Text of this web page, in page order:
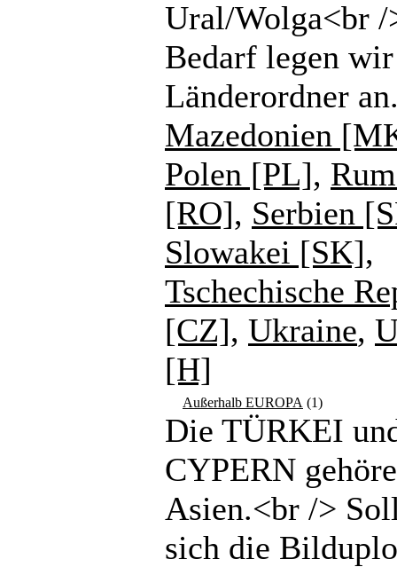
Ural/Wolga<br /
Bedarf legen wir
Länderordner
Mazedonien
Polen [PL],
[RO], Serbien
Slowakei [SK],
Tschechische
[CZ], Ukraine,
[H]
Außerhalb EUROPA (1)
Die TÜRKEI
CYPERN
Asien.<br />
sich die